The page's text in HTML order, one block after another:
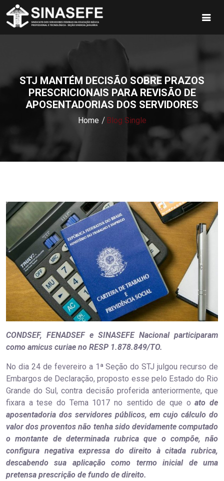
STJ MANTÉM DECISÃO SOBRE PRAZOS
PRESCRICIONAIS PARA REVISÃO DE
APOSENTADORIAS DOS SERVIDORES
Home Blog Single
CONDSEF, FENADSEF e SINASEFE Nacional participaram
como amicus curiae no RESP 1.878.849/TO.
No dia 24 de fevereiro a 1ª Seção do STJ julgou recurso de
Embargos de Declaração, proposto esse pelo Estado do Rio
Grande do Sul, contra decisão proferida anteriormente, que
fixara a tese do Tema 1017 no sentido de que oato de
aposentadoria dos servidores públicos, em cujo cálculo do
valor dos proventos não tenha sido devidamente computado
o montante de determinada rubrica que o compõe, não
configura negativa expressa do direito à citada rubrica,
descabendo sua aplicação como termo inicial de uma
pretensa prescrição de fundo de direito.